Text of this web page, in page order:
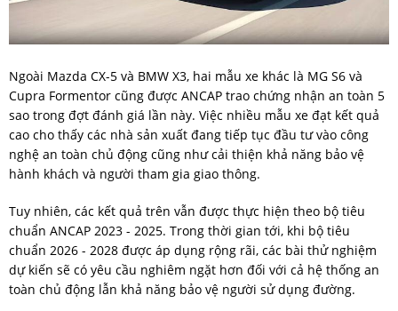
Ngoài Mazda CX-5 và BMW X3, hai mẫu xe khác là MG S6 và
Cupra Formentor cũng được ANCAP trao chứng nhận an toàn 5
sao trong đợt đánh giá lần này. Việc nhiều mẫu xe đạt kết quả
cao cho thấy các nhà sản xuất đang tiếp tục đầu tư vào công
nghệ an toàn chủ động cũng như cải thiện khả năng bảo vệ
hành khách và người tham gia giao thông.
Tuy nhiên, các kết quả trên vẫn được thực hiện theo bộ tiêu
chuẩn ANCAP 2023 - 2025. Trong thời gian tới, khi bộ tiêu
chuẩn 2026 - 2028 được áp dụng rộng rãi, các bài thử nghiệm
dự kiến sẽ có yêu cầu nghiêm ngặt hơn đối với cả hệ thống an
toàn chủ động lẫn khả năng bảo vệ người sử dụng đường.